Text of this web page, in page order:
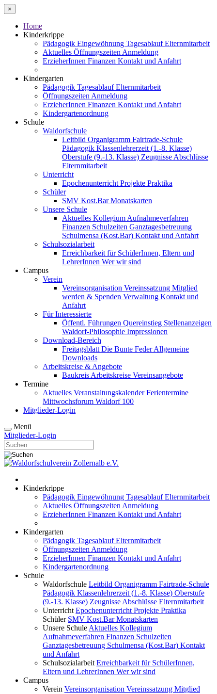
×
Home
Kinderkrippe
Pädagogik Eingewöhnung TagesablaufElternmitarbeit
Aktuelles Öffnungszeiten Anmeldung
ErzieherInnen Finanzen Kontakt und Anfahrt
Kindergarten
Pädagogik TagesablaufElternmitarbeit
Öffnungszeiten Anmeldung
ErzieherInnen Finanzen Kontakt und Anfahrt
Kindergartenordnung
Schule
Waldorfschule
Leitbild Organigramm Fairtrade-Schule
Pädagogik Klassenlehrerzeit (1.-8. Klasse)
Oberstufe (9.-13. Klasse) Zeugnisse Abschlüsse
Elternmitarbeit
Unterricht
Epochenunterricht Projekte Praktika
Schüler
SMV Kost.BarMonatskarten
Unsere Schule
Aktuelles Kollegium Aufnahmeverfahren
Finanzen Schulzeiten Ganztagesbetreuung
Schulmensa (Kost.Bar) Kontakt und Anfahrt
Schulsozialarbeit
Erreichbarkeit für SchülerInnen, Eltern und
LehrerInnen Wer wir sind
Campus
Verein
Vereinsorganisation Vereinssatzung Mitglied
werden & Spenden Verwaltung Kontakt und
Anfahrt
Für Interessierte
Öffentl. Führungen Quereinstieg Stellenanzeigen
Waldorf-Philosophie Impressionen
Download-Bereich
Freitagsblatt Die Bunte FederAllgemeine
Downloads
Arbeitskreise & Angebote
Baukreis Arbeitskreise Vereinsangebote
Termine
Aktuelles VeranstaltungskalenderFerientermine
Mittwochsforum Waldorf 100
Mitglieder-Login
Menü
Mitglieder-Login
Kinderkrippe
Pädagogik Eingewöhnung TagesablaufElternmitarbeit
Aktuelles Öffnungszeiten Anmeldung
ErzieherInnen Finanzen Kontakt und Anfahrt
Kindergarten
Pädagogik TagesablaufElternmitarbeit
Öffnungszeiten Anmeldung
ErzieherInnen Finanzen Kontakt und Anfahrt
Kindergartenordnung
Schule
Waldorfschule Leitbild Organigramm Fairtrade-Schule
Pädagogik Klassenlehrerzeit (1.-8. Klasse) Oberstufe
(9.-13. Klasse) Zeugnisse Abschlüsse Elternmitarbeit
Unterricht Epochenunterricht Projekte Praktika
Schüler SMV Kost.BarMonatskarten
Unsere Schule Aktuelles Kollegium
Aufnahmeverfahren Finanzen Schulzeiten
Ganztagesbetreuung Schulmensa (Kost.Bar) Kontakt
und Anfahrt
Schulsozialarbeit Erreichbarkeit für SchülerInnen,
Eltern und LehrerInnen Wer wir sind
Campus
Verein Vereinsorganisation Vereinssatzung Mitglied